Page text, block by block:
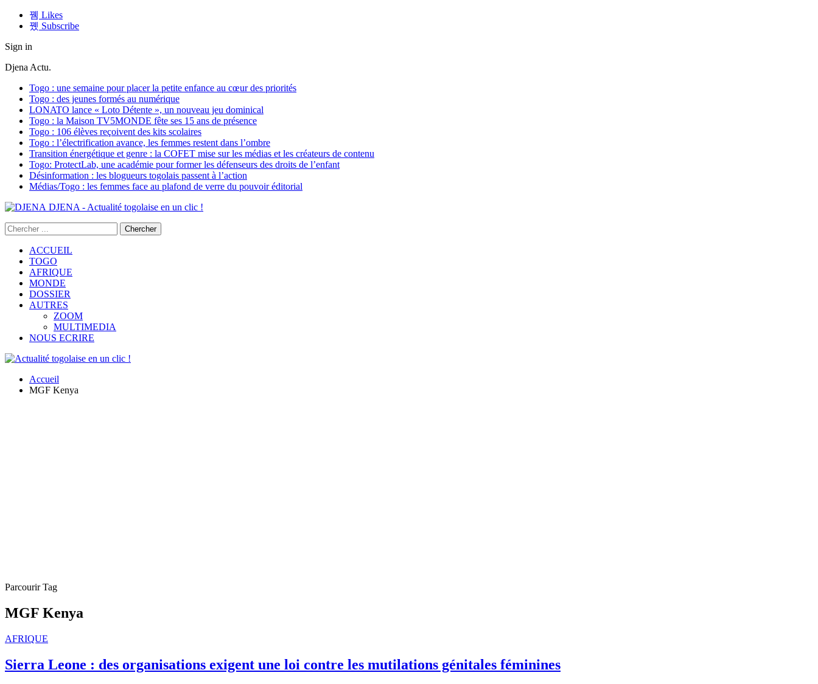
Likes
Subscribe
Sign in
Djena Actu.
Togo : une semaine pour placer la petite enfance au cœur des priorités
Togo : des jeunes formés au numérique
LONATO lance « Loto Détente », un nouveau jeu dominical
Togo : la Maison TV5MONDE fête ses 15 ans de présence
Togo : 106 élèves reçoivent des kits scolaires
Togo : l’électrification avance, les femmes restent dans l’ombre
Transition énergétique et genre : la COFET mise sur les médias et les créateurs de contenu
Togo: ProtectLab, une académie pour former les défenseurs des droits de l’enfant
Désinformation : les blogueurs togolais passent à l’action
Médias/Togo : les femmes face au plafond de verre du pouvoir éditorial
DJENA - Actualité togolaise en un clic !
ACCUEIL
TOGO
AFRIQUE
MONDE
DOSSIER
AUTRES
ZOOM
MULTIMEDIA
NOUS ECRIRE
Accueil
MGF Kenya
Parcourir Tag
MGF Kenya
AFRIQUE
Sierra Leone : des organisations exigent une loi contre les mutilations génitales féminines